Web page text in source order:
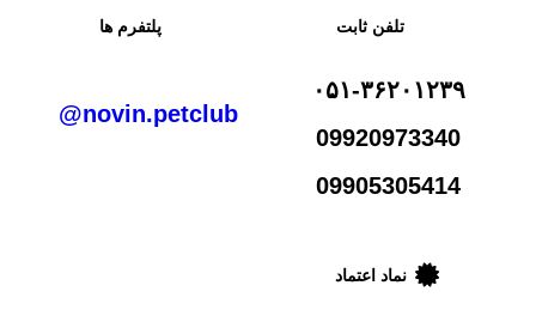
تلفن ثابت
۰۵۱-۳۶۲۰۱۲۳۹
09920973340
09905305414
پلتفرم ها
novin.petclub@
نماد اعتماد